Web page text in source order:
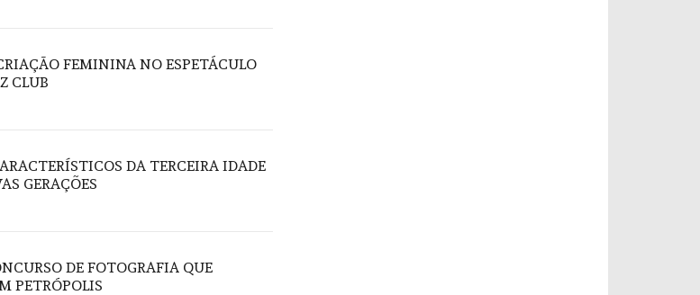
FEMININA NO ESPETÁCULO
CLUB
DA TERCEIRA IDADE
GERAÇÕES
DE FOTOGRAFIA QUE
PETRÓPOLIS